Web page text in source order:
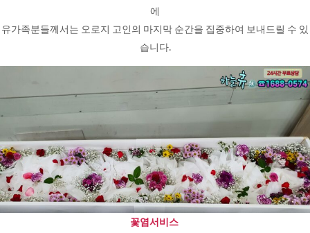
에
유가족분들께서는 오로지 고인의 마지막 순간을 집중하여 보내드릴 수 있
습니다.
꽃염서비스